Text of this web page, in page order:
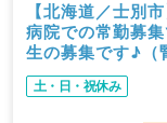
【北海道／士別
病院での常勤募
生の募集です♪（
土・日・祝休み